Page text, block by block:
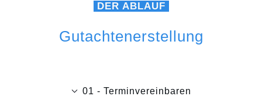
DER ABLAUF
Gutachtenerstellung
01 - Terminvereinbaren